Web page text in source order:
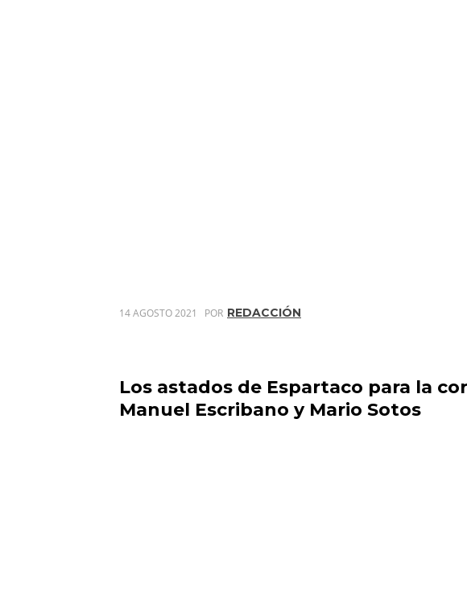
14 AGOSTO 2021 POR REDACCIÓN
Los astados de Espartaco para la
Manuel Escribano y Mario Sotos